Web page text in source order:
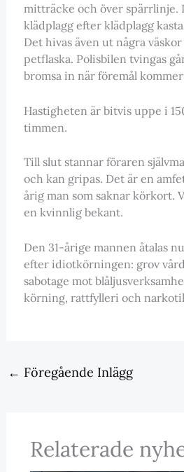
mitträcke och över spärrlinje.
klädplagg efter klädplagg
Det hivas även ut några
petflaska. Polisbilen tvingas
bromsa in när föremål
Hastigheten är bitvis uppe i
timmen.
Till slut stannar föraren
och kan gripas. Det är en
årig man som saknar körkort.
en kvinnlig bekant.
Den 31-årige mannen åtalas
efter idiotkörningen: grov
sabotage mot
körning, rattfylleri och
← Föregående Inlägg
Relaterade